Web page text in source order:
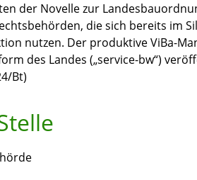
der Novelle zur
die sich bereits im
nutzen. Der produktive ViBa-
des Landes („service-bw“)
Bt)